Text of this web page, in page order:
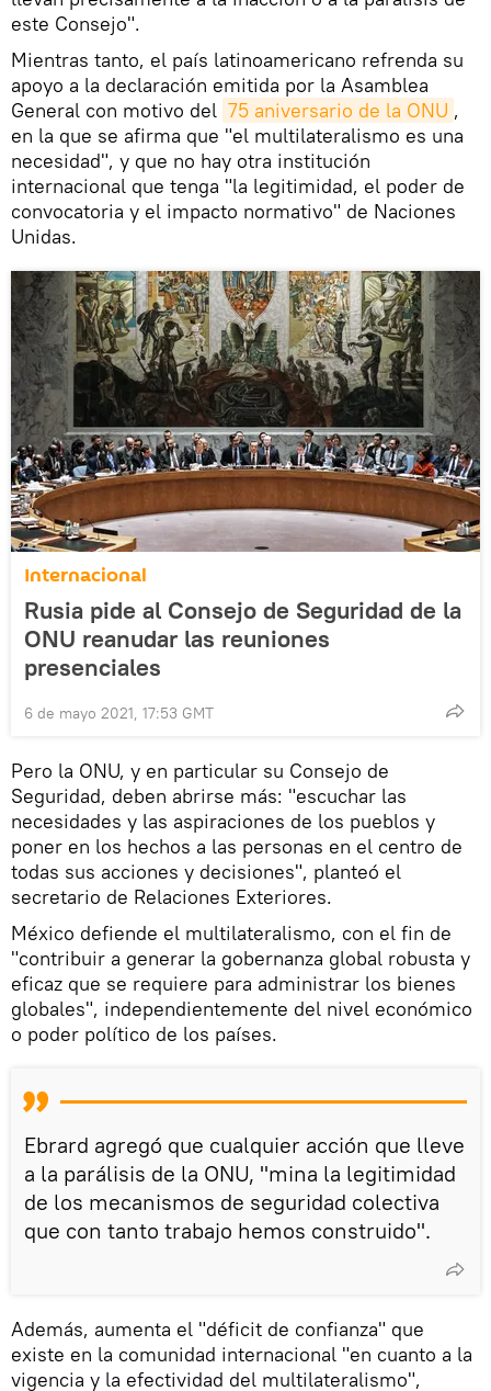
este Consejo".
Mientras tanto, el país latinoamericano refrenda su
apoyo a la declaración emitida por la Asamblea
General con motivo del 75 aniversario de la ONU ,
en la que se afirma que "el multilateralismo es una
necesidad", y que no hay otra institución
internacional que tenga "la legitimidad, el poder de
convocatoria y el impacto normativo" de Naciones
Unidas.
Internacional
Rusia pide al Consejo de Seguridad de la
ONU reanudar las reuniones
presenciales
6 de mayo 2021, 17:53 GMT
Pero la ONU, y en particular su Consejo de
Seguridad, deben abrirse más: "escuchar las
necesidades y las aspiraciones de los pueblos y
poner en los hechos a las personas en el centro de
todas sus acciones y decisiones", planteó el
secretario de Relaciones Exteriores.
México defiende el multilateralismo, con el fin de
"contribuir a generar la gobernanza global robusta y
eficaz que se requiere para administrar los bienes
globales", independientemente del nivel económico
o poder político de los países.
Ebrard agregó que cualquier acción que lleve
a la parálisis de la ONU, "mina la legitimidad
de los mecanismos de seguridad colectiva
que con tanto trabajo hemos construido".
Además, aumenta el "déficit de confianza" que
existe en la comunidad internacional "en cuanto a la
vigencia y la efectividad del multilateralismo",